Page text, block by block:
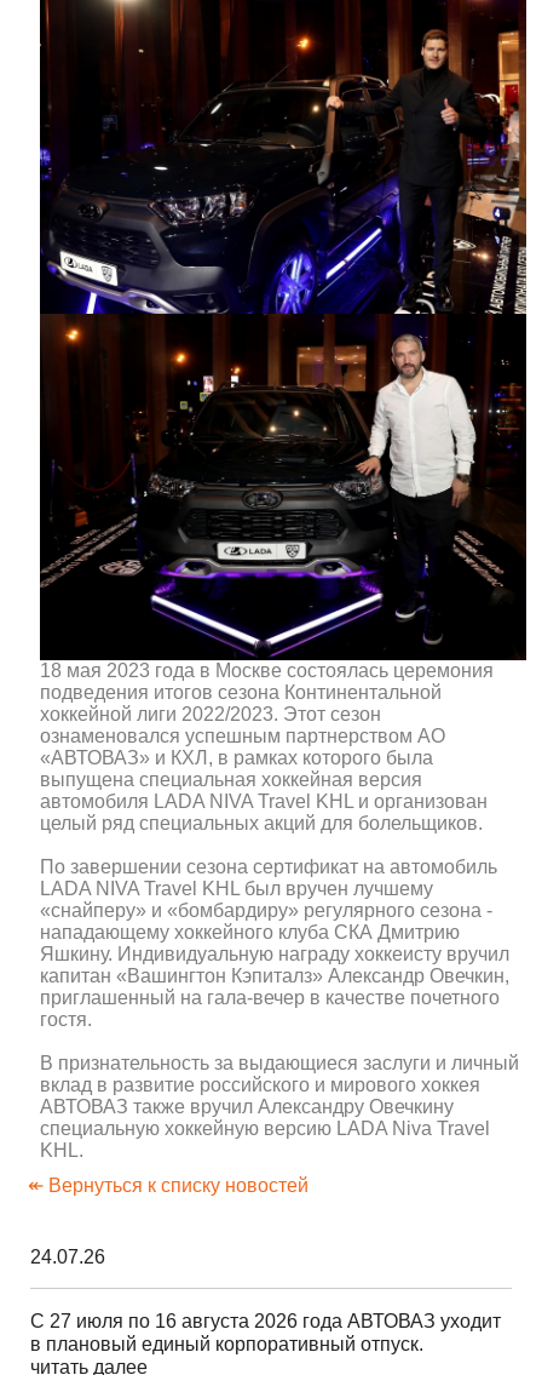
18 мая 2023 года в Москве состоялась церемония
подведения итогов сезона Континентальной
хоккейной лиги 2022/2023. Этот сезон
ознаменовался успешным партнерством АО
«АВТОВАЗ» и КХЛ, в рамках которого была
выпущена специальная хоккейная версия
автомобиля LADA NIVA Travel KHL и организован
целый ряд специальных акций для болельщиков.
По завершении сезона сертификат на автомобиль
LADA NIVA Travel KHL был вручен лучшему
«снайперу» и «бомбардиру» регулярного сезона -
нападающему хоккейного клуба СКА Дмитрию
Яшкину. Индивидуальную награду хоккеисту вручил
капитан «Вашингтон Кэпиталз» Александр Овечкин,
приглашенный на гала-вечер в качестве почетного
гостя.
В признательность за выдающиеся заслуги и личный
вклад в развитие российского и мирового хоккея
АВТОВАЗ также вручил Александру Овечкину
специальную хоккейную версию LADA Niva Travel
KHL.
↞ Вернуться к списку новостей
24.07.26
С 27 июля по 16 августа 2026 года АВТОВАЗ уходит
в плановый единый корпоративный отпуск.
читать далее